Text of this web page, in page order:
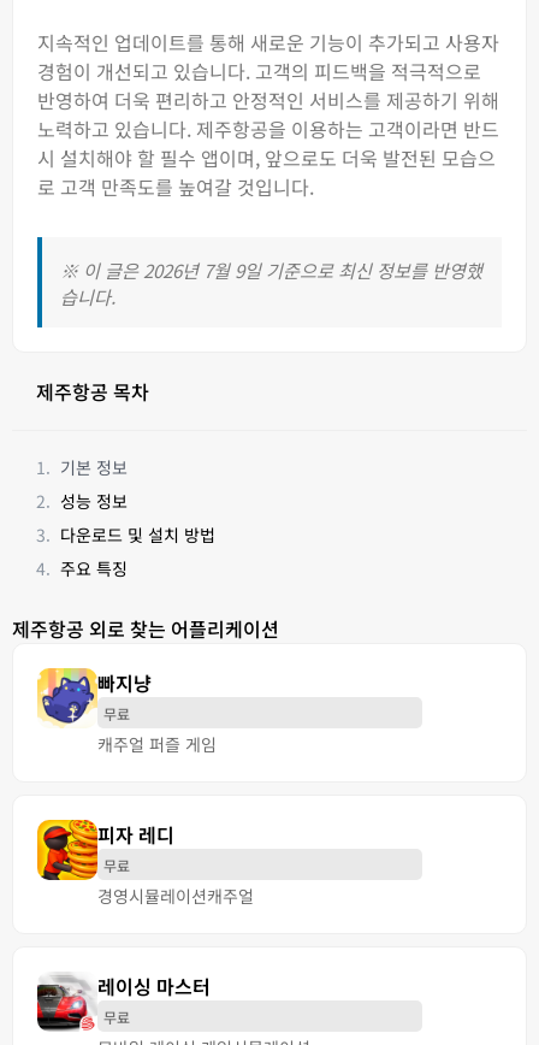
지속적인 업데이트를 통해 새로운 기능이 추가되고 사용자
경험이 개선되고 있습니다. 고객의 피드백을 적극적으로
반영하여 더욱 편리하고 안정적인 서비스를 제공하기 위해
노력하고 있습니다. 제주항공을 이용하는 고객이라면 반드
시 설치해야 할 필수 앱이며, 앞으로도 더욱 발전된 모습으
로 고객 만족도를 높여갈 것입니다.
※ 이 글은 2026년 7월 9일 기준으로 최신 정보를 반영했
습니다.
제주항공 목차
기본 정보
성능 정보
다운로드 및 설치 방법
주요 특징
제주항공 외로 찾는 어플리케이션
빠지냥
무료
캐주얼 퍼즐 게임
피자 레디
무료
경영시뮬레이션캐주얼
레이싱 마스터
무료